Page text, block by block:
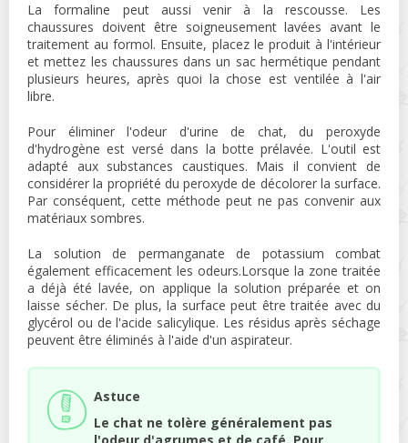
La formaline peut aussi venir à la rescousse. Les
chaussures doivent être soigneusement lavées avant le
traitement au formol. Ensuite, placez le produit à l'intérieur
et mettez les chaussures dans un sac hermétique pendant
plusieurs heures, après quoi la chose est ventilée à l'air
libre.
Pour éliminer l'odeur d'urine de chat, du peroxyde
d'hydrogène est versé dans la botte prélavée. L'outil est
adapté aux substances caustiques. Mais il convient de
considérer la propriété du peroxyde de décolorer la surface.
Par conséquent, cette méthode peut ne pas convenir aux
matériaux sombres.
La solution de permanganate de potassium combat
également efficacement les odeurs.Lorsque la zone traitée
a déjà été lavée, on applique la solution préparée et on
laisse sécher. De plus, la surface peut être traitée avec du
glycérol ou de l'acide salicylique. Les résidus après séchage
peuvent être éliminés à l'aide d'un aspirateur.
Astuce
Le chat ne tolère généralement pas